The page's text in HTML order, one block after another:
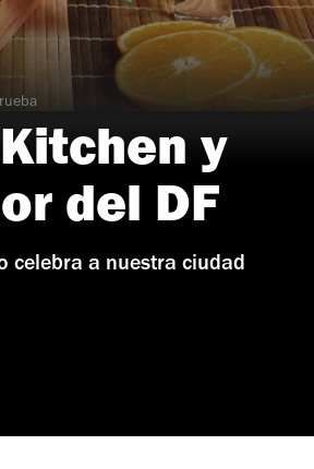
y
del DF
celebra a nuestra ciudad